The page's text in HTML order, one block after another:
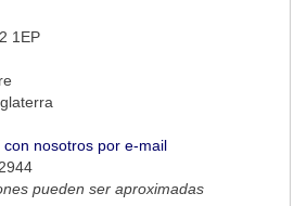
1EP
nosotros por e-mail
pueden ser aproximadas